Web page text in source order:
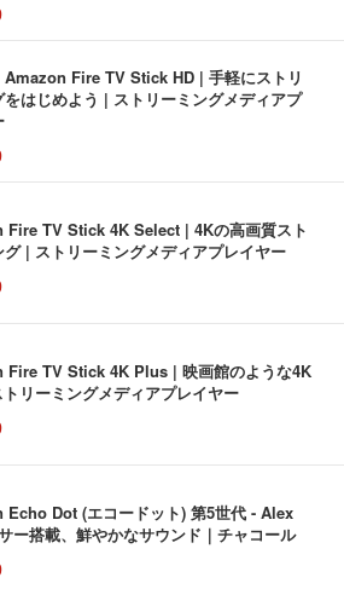
Amazon Fire TV Stick HD | 手軽にストリ
をはじめよう | ストリーミングメディアプ
Fire TV Stick 4K Select | 4Kの高画質スト
グ | ストリーミングメディアプレイヤー
Fire TV Stick 4K Plus | 映画館のような4K
リーミングメディアプレイヤー
Echo Dot (エコードット) 第5世代 - Alex
ー搭載、鮮やかなサウンド｜チャコール